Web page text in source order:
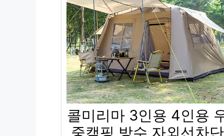
콜미리마 3인용 4인용
중캠핑 방수 자외선차단